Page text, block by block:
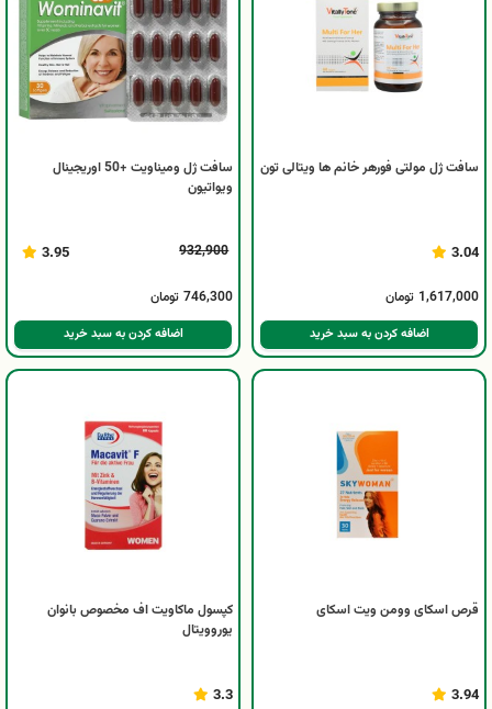
سافت ژل مولتی فورهر خانم ها ویتالی تون
3.04
1,617,000 تومان
اضافه کردن به سبد خرید
سافت ژل ومیناویت +50 اوریجینال
ویواتیون
932,900
3.95
746,300 تومان
اضافه کردن به سبد خرید
قرص اسکای وومن ویت اسکای
3.94
کپسول ماکاویت اف مخصوص بانوان
یوروویتال
3.3